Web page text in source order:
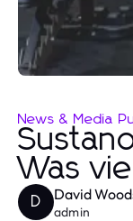
News & Media
Was
D David
admin